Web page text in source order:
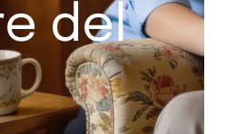
del